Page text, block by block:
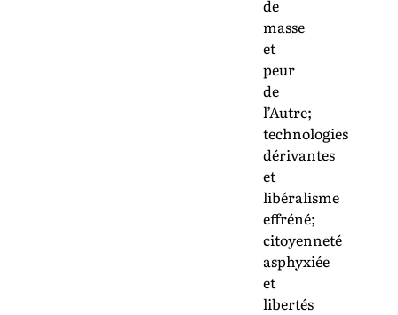
de
masse
et
peur
de
l’Autre;
technologies
dérivantes
et
libéralisme
effréné;
citoyenneté
asphyxiée
et
libertés